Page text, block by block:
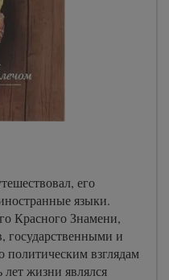
его
языки.
Красного Знамени,
государственными и
взглядам
жизни являлся